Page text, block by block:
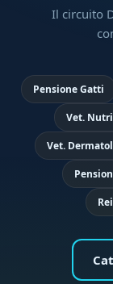
Il circuito
Pensione Gatti
Vet.
Vet.